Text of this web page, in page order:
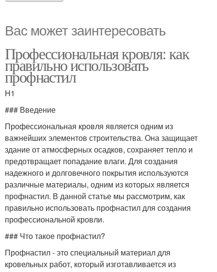
Вас может заинтересовать
Профессиональная кровля: как
правильно использовать
профнастил
H1
### Введение
Профессиональная кровля является одним из
важнейших элементов строительства. Она защищает
здание от атмосферных осадков, сохраняет тепло и
предотвращает попадание влаги. Для создания
надежного и долговечного покрытия используются
различные материалы, одним из которых является
профнастил. В данной статье мы рассмотрим, как
правильно использовать профнастил для создания
профессиональной кровли.
### Что такое профнастил?
Профнастил - это специальный материал для
кровельных работ, который изготавливается из